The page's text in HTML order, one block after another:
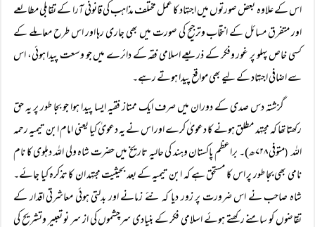
اس کے علاوہ بعض صورتوں میں اجتہاد کا عمل مختلف مذاہب کی قانونی آرا کے تقابلی مطالعے
اور متفرق مسائل کے انتخاب وترجیح کی صورت میں بھی جاری رہا اور اس طرح معاملے کے
کسی خاص پہلو پر غور وفکر کے ذریعے اسلامی فقہ کے دائرے میں جو وسعت پیدا ہوئی، اس
سے اضافی اجتہاد کے لیے بھی مواقع پیدا ہوتے رہے۔
گزشتہ دس صدی کے دوران میں صرف ایک ممتاز فقیہ ایسا پیدا ہوا جو بجا طور پر یہ حق
رکھتاتھا کہ مجتہد مطلق ہونے کا دعویٰ کرے اور اس نے یہ دعویٰ کیا یعنی امام ابن تیمیہ رحمہ
اللہ(
متوفی ۷۲۸ھ)۔ براعظم پاکستان وہند کی حالیہ تاریخ میں حضرت شاہ ولی اللہ دہلوی کا نام
نامی بھی بجا طور پر اس کا مستحق ہے کہ ابن تیمیہ کے بعد بحیثیت مجتہد ان کا تذکرہ کیا جائے۔
شاہ صاحب نے اس ضرورت پر زور دیا کہ نئے زمانے اور بدلتی ہوئی معاشرتی اقدار کے
تقاضوں کو سامنے رکھتے ہوئے اسلامی فکر کے بنیادی سرچشموں کی از سر نو تعبیر وتشریح کی